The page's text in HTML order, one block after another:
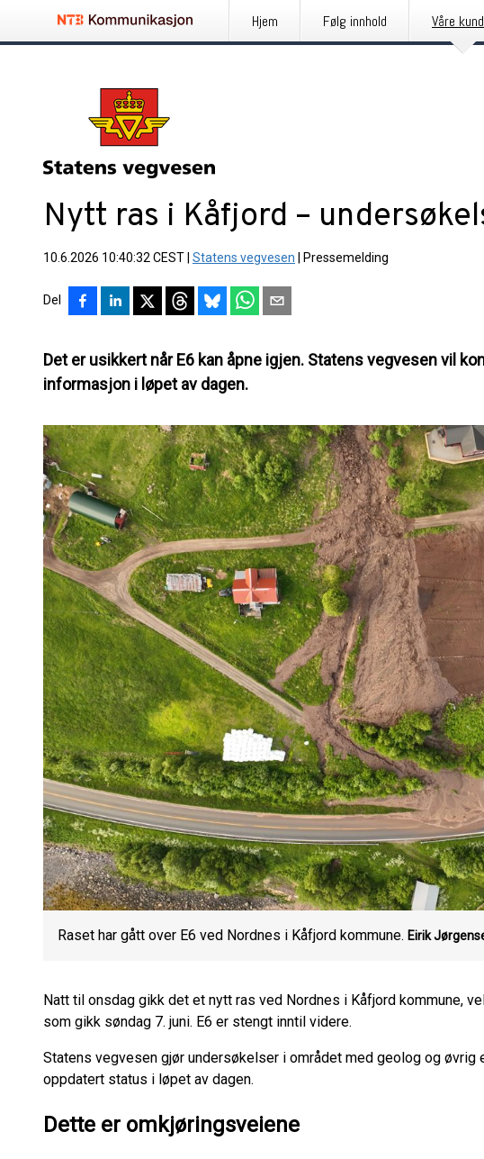
Hjem Følg innhold Våre
Nytt ras i Kåfjord –
10.6.2026 10:40:32 CEST Statens vegvesen Pressemelding
Del
Det er usikkert når E6 kan åpne igjen. Statens vegvesen vil
informasjon i løpet av dagen.
Raset har gått over E6 ved Nordnes i Kåfjord kommune. Eirik
Natt til onsdag gikk det et nytt ras ved Nordnes i Kåfjord kommune,
som gikk søndag 7. juni. E6 er stengt inntil videre.
Statens vegvesen gjør undersøkelser i området med geolog og øvrig
oppdatert status i løpet av dagen.
Dette er omkjøringsveiene